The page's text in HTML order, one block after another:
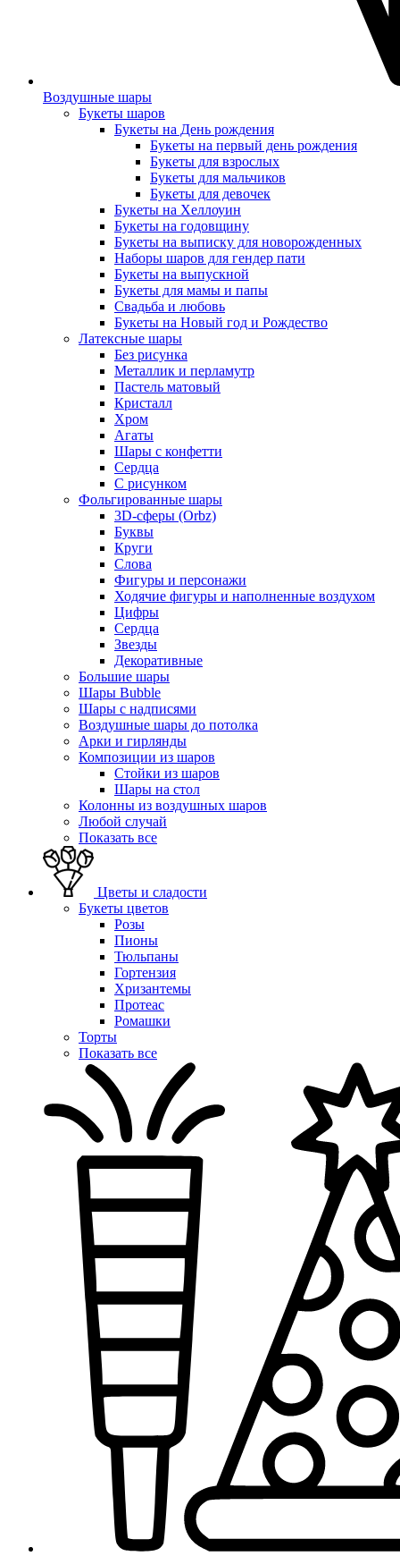
Воздушные шары
Букеты шаров
Букеты на День рождения
Букеты на первый день рождения
Букеты для взрослых
Букеты для мальчиков
Букеты для девочек
Букеты на Хеллоуин
Букеты на годовщину
Букеты на выписку для новорожденных
Наборы шаров для гендер пати
Букеты на выпускной
Букеты для мамы и папы
Свадьба и любовь
Букеты на Новый год и Рождество
Латексные шары
Без рисунка
Металлик и перламутр
Пастель матовый
Кристалл
Хром
Агаты
Шары с конфетти
Сердца
С рисунком
Фольгированные шары
3D-сферы (Orbz)
Буквы
Круги
Слова
Фигуры и персонажи
Ходячие фигуры и наполненные воздухом
Цифры
Сердца
Звезды
Декоративные
Большие шары
Шары Bubble
Шары с надписями
Воздушные шары до потолка
Арки и гирлянды
Композиции из шаров
Стойки из шаров
Шары на стол
Колонны из воздушных шаров
Любой случай
Показать все
Цветы и сладости
Букеты цветов
Розы
Пионы
Тюльпаны
Гортензия
Хризантемы
Протеас
Ромашки
Торты
Показать все